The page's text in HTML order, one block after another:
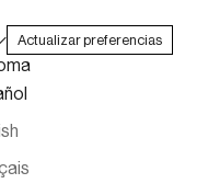
Actualizar preferencias